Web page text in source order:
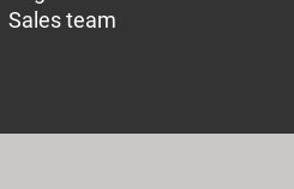
Sales team